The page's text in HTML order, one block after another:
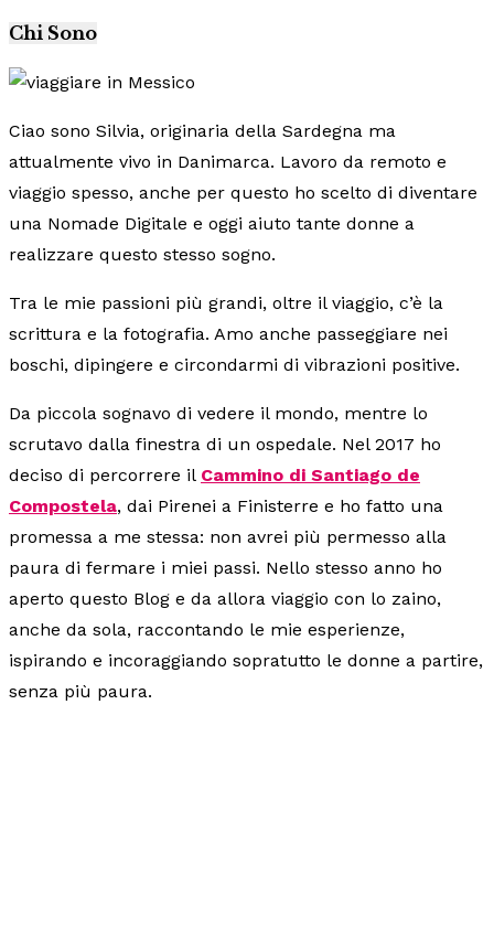
Chi Sono
Ciao sono Silvia, originaria della Sardegna ma
attualmente vivo in Danimarca. Lavoro da remoto e
viaggio spesso, anche per questo ho scelto di diventare
una Nomade Digitale e oggi aiuto tante donne a
realizzare questo stesso sogno.
Tra le mie passioni più grandi, oltre il viaggio, c’è la
scrittura e la fotografia. Amo anche passeggiare nei
boschi, dipingere e circondarmi di vibrazioni positive.
Da piccola sognavo di vedere il mondo, mentre lo
scrutavo dalla finestra di un ospedale. Nel 2017 ho
deciso di percorrere il Cammino di Santiago de
Compostela, dai Pirenei a Finisterre e ho fatto una
promessa a me stessa: non avrei più permesso alla
paura di fermare i miei passi. Nello stesso anno ho
aperto questo Blog e da allora viaggio con lo zaino,
anche da sola, raccontando le mie esperienze,
ispirando e incoraggiando sopratutto le donne a partire,
senza più paura.